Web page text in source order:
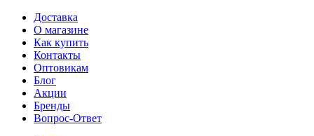
Доставка
О магазине
Как купить
Контакты
Оптовикам
Блог
Акции
Бренды
Вопрос-Ответ